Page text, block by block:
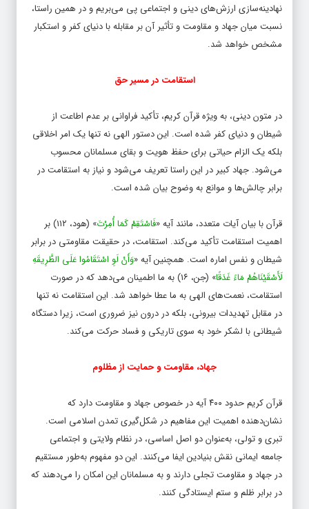
نهادینه‌سازی ارزش‌های دینی و اجتماعی پی می‌بریم و در همین راستا،
نسبت میان جهاد و مقاومت و تأثیر آن بر مقابله با دنیای کفر و استکبار
مشخص خواهد شد.
استقامت در مسیر حق
در متون دینی، به ویژه قرآن کریم، تأکید فراوانی بر عدم اطاعت از
شیطان و دنیای کفر شده است. این دستور الهی نه تنها یک امر اخلاقی
بلکه یک الزام حیاتی برای حفظ هویت و بقای مسلمانان محسوب
می‌شود. جهاد کبیر در این راستا تعریف می‌شود و نیاز به استقامت در
برابر چالش‌ها و موانع به وضوح بیان شده است.
قرآن با بیان آیات متعدد، مانند آیه «فَاسْتَقِمْ کَمَا أُمِرْتَ
» (هود، ۱۱۲) بر
اهمیت استقامت تأکید می‌کند. استقامت، در حقیقت مقاومتی در برابر
شیطان و نفس اماره است. همچنین آیه «وَأَنْ لَوِ اسْتَقَامُوا عَلَى الطَّرِیقَهِ
لَأَسْقَیْنَاهُمْ مَاءً غَدَقًا
» (جن، ۱۶) به ما اطمینان می‌دهد که در صورت
استقامت، نعمت‌های الهی به ما عطا خواهد شد. این استقامت نه تنها
در مقابل تهدیدات بیرونی، بلکه در درون نیز ضروری است، زیرا دستگاه
شیطانی با لشکر خود به سوی تاریکی و فساد حرکت می‌کند.
جهاد، مقاومت و حمایت از مظلوم
قرآن کریم حدود ۴۰۰ آیه در خصوص جهاد و مقاومت دارد که
نشان‌دهنده اهمیت این مفاهیم در شکل‌گیری تمدن اسلامی است.
تبری و تولی، به‌عنوان دو اصل اساسی، در نظام ولایتی و اجتماعی
جامعه ایمانی نقش بنیادین ایفا می‌کنند. این دو مفهوم به‌طور مستقیم
در جهاد و مقاومت تجلی دارند و به مسلمانان این امکان را می‌دهند که
در برابر ظلم و ستم ایستادگی کنند.